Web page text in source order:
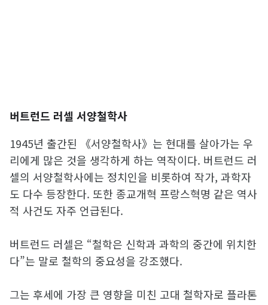
버트런드 러셀 서양철학사
1945년 출간된 《서양철학사》는 현대를 살아가는 우
리에게 많은 것을 생각하게 하는 역작이다. 버트런드 러
셀의 서양철학사에는 정치인을 비롯하여 작가, 과학자
도 다수 등장한다. 또한 종교개혁 프랑스혁명 같은 역사
적 사건도 자주 언급된다.
버트런드 러셀은 “철학은 신학과 과학의 중간에 위치한
다”는 말로 철학의 중요성을 강조했다.
그는 후세에 가장 큰 영향을 미친 고대 철학자로 플라톤